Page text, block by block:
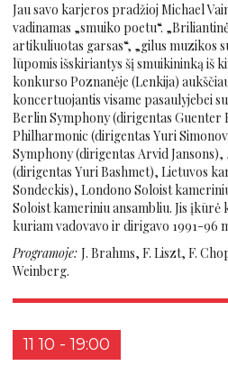
Jau savo karjeros pradžioj Michael
vadinamas „smuiko poetu“.
artikuliuotas garsas“, „gilus muzikos
lūpomis išskiriantys šį smuikininką iš
konkurso Poznanėje (Lenkija)
koncertuojantis visame pasaulyjebei
Berlin Symphony (dirigentas Guenter
Philharmonic (dirigentas Yuri
Symphony (dirigentas Arvid Jansons),
(dirigentas Yuri Bashmet), Lietuvos
Sondeckis), Londono Soloist
Soloist kameriniu ansambliu. Jis
kuriam vadovavo ir dirigavo 1991-96
Programoje: J. Brahms, F. Liszt, F.
Weinberg.
11 10 - 19:00